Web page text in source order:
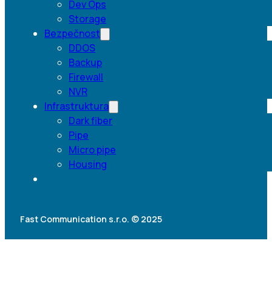
Dev Ops
Storage
Bezpečnost
DDOS
Backup
Firewall
NVR
Infrastruktura
Dark fiber
Pipe
Micro pipe
Housing
Fast Communication s.r.o. © 2025